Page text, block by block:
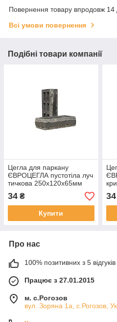
Повернення товару впродовж 14
Всі умови повернення
Подібні товари компанії
Цегла для паркану
ЄВРОЦЕГЛА пустотіла луч
тичкова 250х120х65мм
графіт
34 ₴
Купити
34
Про нас
100% позитивних з 5 відгуків
Працює з 27.01.2015
м. с.Рогозов
вул. Зоряна 1а, с.Рогозов,